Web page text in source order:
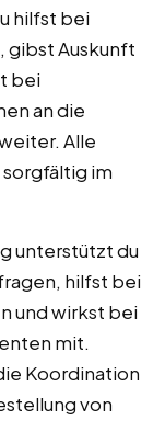
hilfst bei
gibst Auskunft
bei
an die
Alle
im
unterstützt du
hilfst bei
und wirkst bei
mit.
Koordination
von